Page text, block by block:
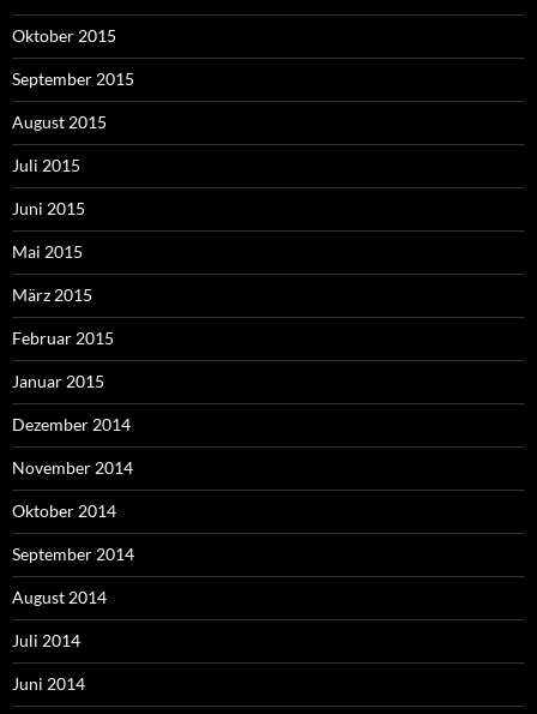
Oktober 2015
September 2015
August 2015
Juli 2015
Juni 2015
Mai 2015
März 2015
Februar 2015
Januar 2015
Dezember 2014
November 2014
Oktober 2014
September 2014
August 2014
Juli 2014
Juni 2014